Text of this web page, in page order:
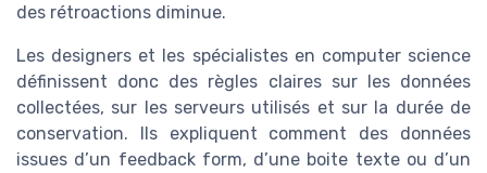
des rétroactions diminue.
Les designers et les spécialistes en computer science
définissent donc des règles claires sur les données
collectées, sur les serveurs utilisés et sur la durée de
conservation. Ils expliquent comment des données
issues d’un feedback form, d’une boite texte ou d’un